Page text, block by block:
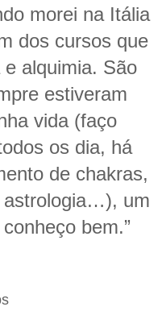
morei na Itália
dos cursos que
alquimia. São
estiveram
vida (faço
os dia, há
de chakras,
astrologia…), um
bem.”